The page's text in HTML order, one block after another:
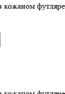
футляре